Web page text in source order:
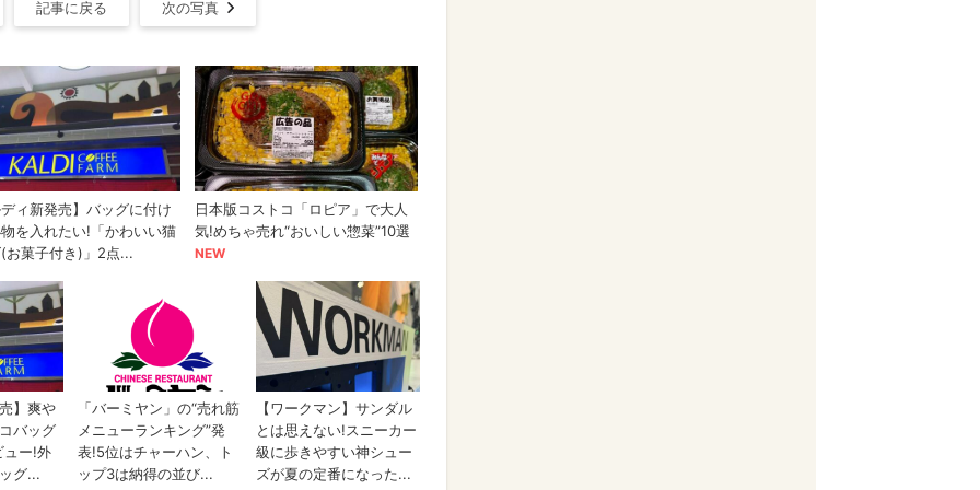
記事に戻る 次の写真